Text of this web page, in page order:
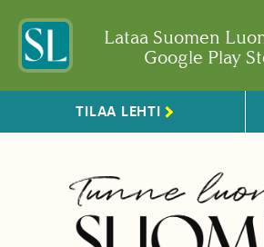
Lataa Suomen
Google Play
TILAA LEHTI